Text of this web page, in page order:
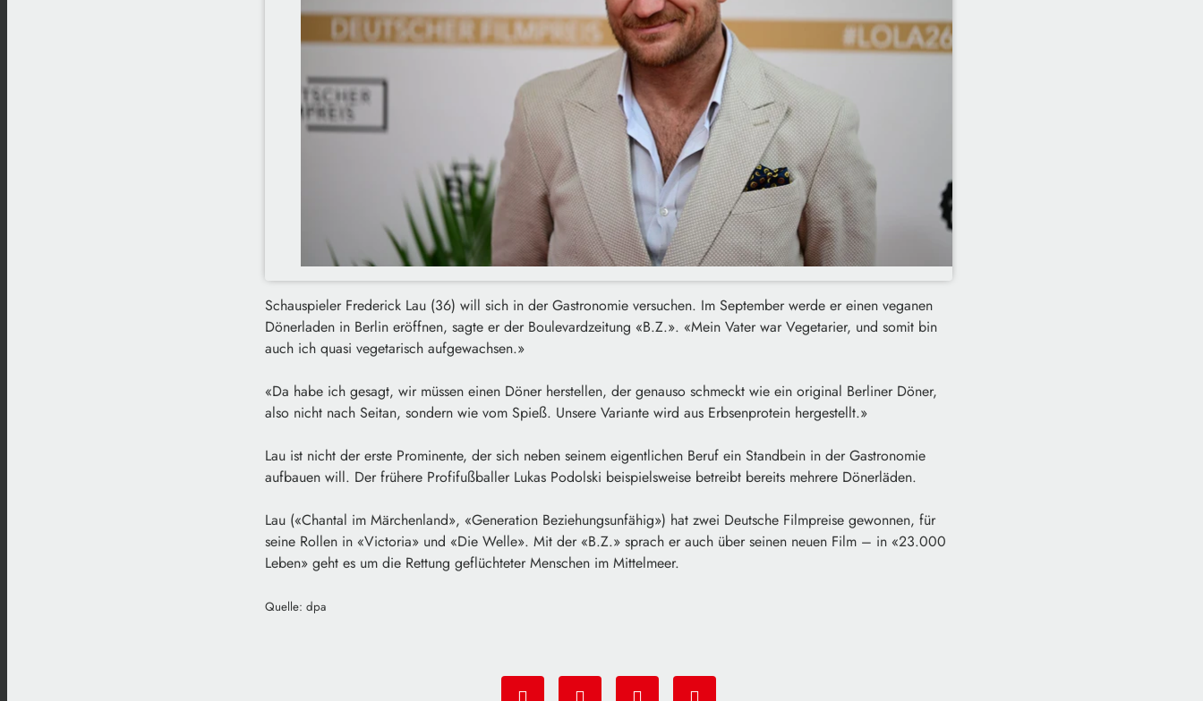
Schauspieler Frederick Lau (36) will sich in der Gastronomie versuchen. Im September werde er einen veganen
Dönerladen in Berlin eröffnen, sagte er der Boulevardzeitung «B.Z.». «Mein Vater war Vegetarier, und somit bin
auch ich quasi vegetarisch aufgewachsen.»
«Da habe ich gesagt, wir müssen einen Döner herstellen, der genauso schmeckt wie ein original Berliner Döner,
also nicht nach Seitan, sondern wie vom Spieß. Unsere Variante wird aus Erbsenprotein hergestellt.»
Lau ist nicht der erste Prominente, der sich neben seinem eigentlichen Beruf ein Standbein in der Gastronomie
aufbauen will. Der frühere Profifußballer Lukas Podolski beispielsweise betreibt bereits mehrere Dönerläden.
Lau («Chantal im Märchenland», «Generation Beziehungsunfähig») hat zwei Deutsche Filmpreise gewonnen, für
seine Rollen in «Victoria» und «Die Welle». Mit der «B.Z.» sprach er auch über seinen neuen Film – in «23.000
Leben» geht es um die Rettung geflüchteter Menschen im Mittelmeer.
Quelle: dpa